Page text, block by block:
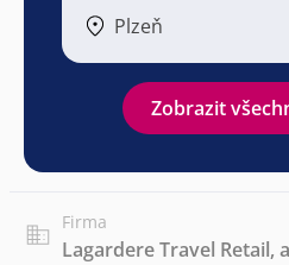
Plzeň
Zobrazit
Firma
Lagardere Travel Retail,